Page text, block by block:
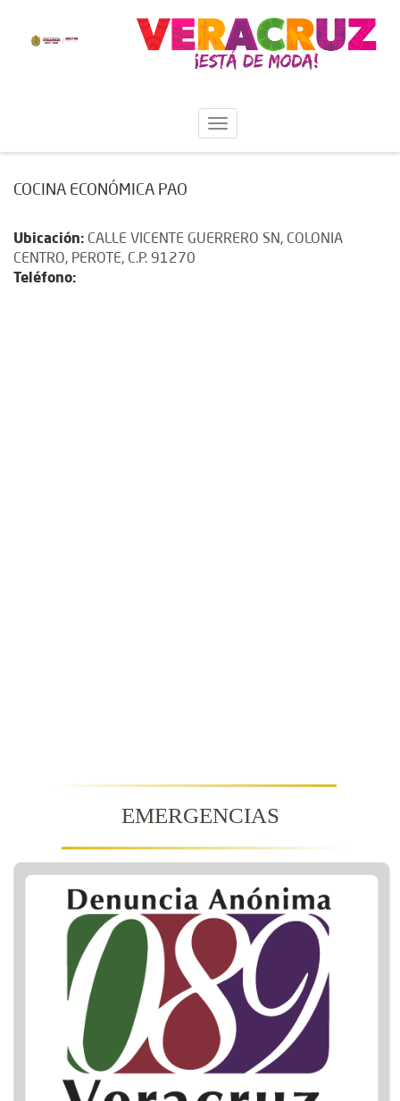
COCINA ECONÓMICA PAO
Ubicación: CALLE VICENTE GUERRERO SN, COLONIA
CENTRO, PEROTE, C.P. 91270
Teléfono:
EMERGENCIAS